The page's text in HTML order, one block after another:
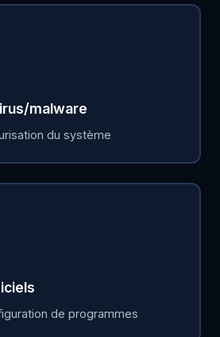
malware
du système
de programmes